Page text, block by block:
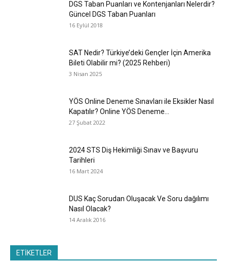
DGS Taban Puanları ve Kontenjanları Nelerdir?
Güncel DGS Taban Puanları
16 Eylül 2018
SAT Nedir? Türkiye’deki Gençler İçin Amerika
Bileti Olabilir mi? (2025 Rehberi)
3 Nisan 2025
YÖS Online Deneme Sınavları ile Eksikler Nasıl
Kapatılır? Online YÖS Deneme...
27 Şubat 2022
2024 STS Diş Hekimliği Sınav ve Başvuru
Tarihleri
16 Mart 2024
DUS Kaç Sorudan Oluşacak Ve Soru dağılımı
Nasıl Olacak?
14 Aralık 2016
ETİKETLER